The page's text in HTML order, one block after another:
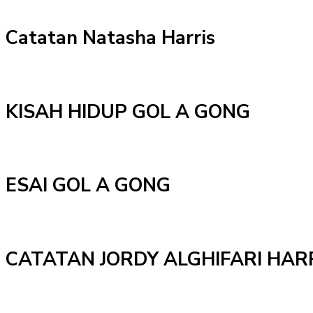
Catatan Natasha Harris
KISAH HIDUP GOL A GONG
ESAI GOL A GONG
CATATAN JORDY ALGHIFARI